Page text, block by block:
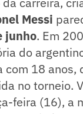
Messi
junho. Em
do
com 18 anos,
no torneio.
feira (16), a